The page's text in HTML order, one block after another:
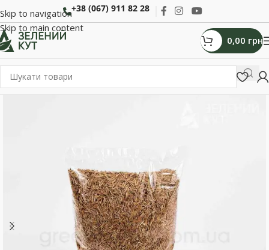
Skip to navigation
Skip to main content
+38 (067) 911 82 28
0,00 грн